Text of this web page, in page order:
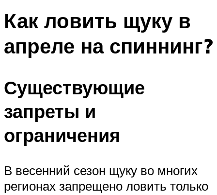
Как ловить щуку в
апреле на спиннинг?
Существующие
запреты и
ограничения
В весенний сезон щуку во многих
регионах запрещено ловить только